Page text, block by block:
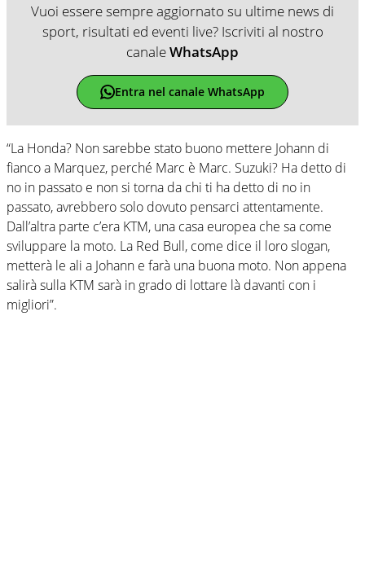
Vuoi essere sempre aggiornato su ultime news di
sport, risultati ed eventi live? Iscriviti al nostro
canaleWhatsApp
Entra nel canale WhatsApp
“La Honda? Non sarebbe stato buono mettere Johann di
fianco a Marquez, perché Marc è Marc. Suzuki? Ha detto di
no in passato e non si torna da chi ti ha detto di no in
passato, avrebbero solo dovuto pensarci attentamente.
Dall’altra parte c’era KTM, una casa europea che sa come
sviluppare la moto. La Red Bull, come dice il loro slogan,
metterà le ali a Johann e farà una buona moto. Non appena
salirà sulla KTM sarà in grado di lottare là davanti con i
migliori”.